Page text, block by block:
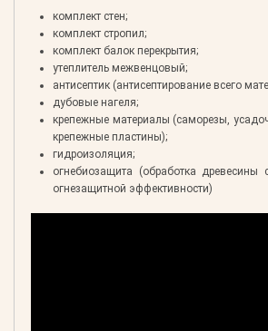
комплект стен;
комплект стропил;
комплект балок перекрытия;
утеплитель межвенцовый;
антисептик (антисептирование всего
дубовые нагеля;
крепежные материалы (саморезы,
крепежные пластины);
гидроизоляция;
огнебиозащита (обработка древесины
огнезащитной эффективности)